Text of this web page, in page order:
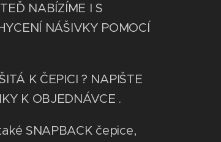
NABÍZÍME I S
NÁŠIVKY POMOCÍ
K ČEPICI ? NAPIŠTE
K OBJEDNÁVCE .
SNAPBACK čepice,